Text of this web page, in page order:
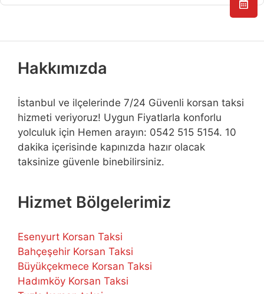
Hakkımızda
İstanbul ve ilçelerinde 7/24 Güvenli korsan taksi
hizmeti veriyoruz! Uygun Fiyatlarla konforlu
yolculuk için Hemen arayın: 0542 515 5154. 10
dakika içerisinde kapınızda hazır olacak
taksinize güvenle binebilirsiniz.
Hizmet Bölgelerimiz
Esenyurt Korsan Taksi
Bahçeşehir Korsan Taksi
Büyükçekmece Korsan Taksi
Hadımköy Korsan Taksi